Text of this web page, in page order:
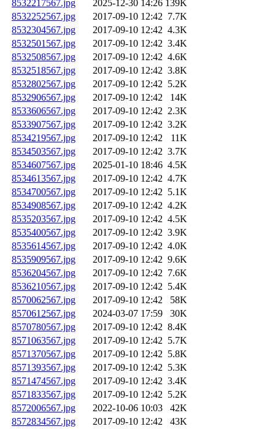
8532217567.jpg
2025-12-30 14:26 139K
8532252567.jpg
2017-09-10 12:42 7.7K
8532304567.jpg
2017-09-10 12:42 4.3K
8532501567.jpg
2017-09-10 12:42 3.4K
8532508567.jpg
2017-09-10 12:42 4.6K
8532518567.jpg
2017-09-10 12:42 3.8K
8532802567.jpg
2017-09-10 12:42 5.2K
8532906567.jpg
2017-09-10 12:42
14K
8533606567.jpg
2017-09-10 12:42 2.3K
8533907567.jpg
2017-09-10 12:42 3.2K
8534219567.jpg
2017-09-10 12:42
11K
8534503567.jpg
2017-09-10 12:42 3.7K
8534607567.jpg
2025-01-10 18:46 4.5K
8534613567.jpg
2017-09-10 12:42 4.7K
8534700567.jpg
2017-09-10 12:42 5.1K
8534908567.jpg
2017-09-10 12:42 4.2K
8535203567.jpg
2017-09-10 12:42 4.5K
8535400567.jpg
2017-09-10 12:42 3.9K
8535614567.jpg
2017-09-10 12:42 4.0K
8535909567.jpg
2017-09-10 12:42 9.6K
8536204567.jpg
2017-09-10 12:42 7.6K
8536210567.jpg
2017-09-10 12:42 5.4K
8570062567.jpg
2017-09-10 12:42
58K
8570612567.jpg
2024-03-07 17:59
30K
8570780567.jpg
2017-09-10 12:42 8.4K
8571063567.jpg
2017-09-10 12:42 5.7K
8571370567.jpg
2017-09-10 12:42 5.8K
8571393567.jpg
2017-09-10 12:42 5.3K
8571474567.jpg
2017-09-10 12:42 3.4K
8571833567.jpg
2017-09-10 12:42 5.2K
8572006567.jpg
2022-10-06 10:03
42K
8572834567.jpg
2017-09-10 12:42
43K